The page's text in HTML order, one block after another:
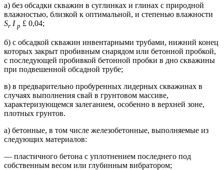
а) без обсадки скважин в суглинках и глинах с природной
влажностью, близкой к оптимальной, и степенью влажности
Sr I р £ 0,04;
б) с обсадкой скважин инвентарными трубами, нижний конец
которых закрыт пробивным снарядом или бетонной пробкой,
с последующей пробивкой бетонной пробки в дно скважины
при подвешенной обсадной трубе;
в) в предварительно пробуренных лидерных скважинах в
случаях выполнения свай в грунтовом массиве,
характеризующемся залеганием, особенно в верхней зоне,
плотных грунтов.
а) бетонные, в том числе железобетонные, выполняемые из
следующих материалов:
— пластичного бетона с уплотнением последнего под
собственным весом или глубинным вибратором;